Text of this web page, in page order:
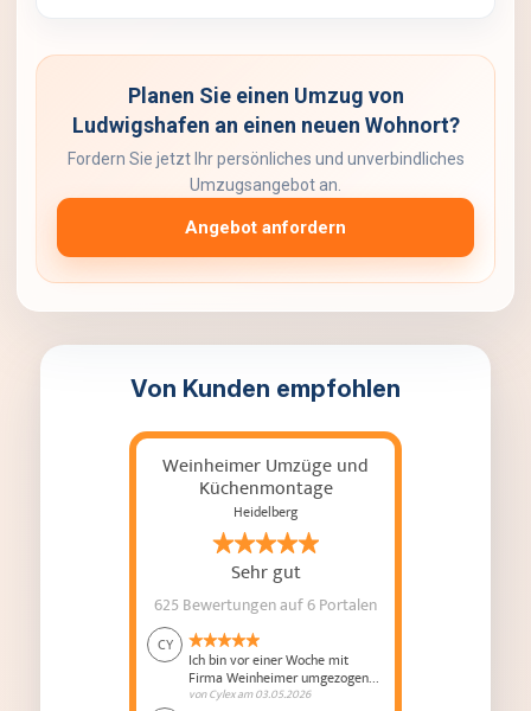
Planen Sie einen Umzug von
Ludwigshafen an einen neuen Wohnort?
Fordern Sie jetzt Ihr persönliches und unverbindliches
Umzugsangebot an.
Angebot anfordern
Von Kunden empfohlen
Weinheimer Umzüge und
Küchenmontage
Heidelberg
Sehr gut
625 Bewertungenauf 6 Portalen
CY
Ich bin vor einer Woche mit
Firma Weinheimer umgezogen...
vonCylexam03.05.2026